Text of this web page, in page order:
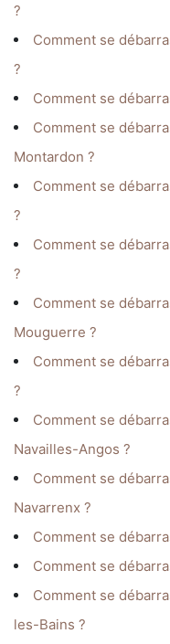
?
Comment se
?
Comment se
Comment se
Montardon ?
Comment se
?
Comment se
?
Comment se
Mouguerre ?
Comment se
?
Comment se
Navailles-Angos ?
Comment se
Navarrenx ?
Comment se
Comment se
Comment se
les-Bains ?